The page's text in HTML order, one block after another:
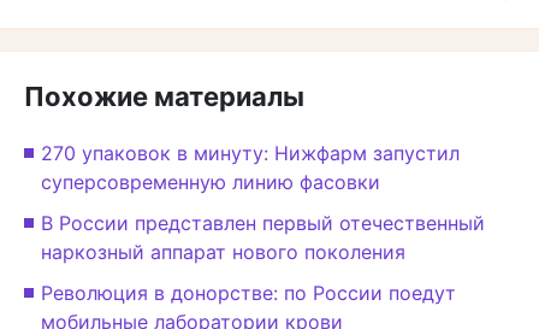
Похожие материалы
270 упаковок в минуту: Нижфарм запустил
суперсовременную линию фасовки
В России представлен первый отечественный
наркозный аппарат нового поколения
Революция в донорстве: по России поедут
мобильные лаборатории крови